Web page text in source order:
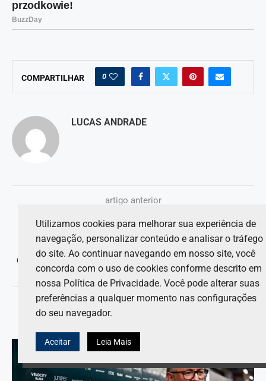
COMPARTILHAR 0
LUCAS ANDRADE
artigo anterior
“Claramente nosso erro”
GP de Mônaco registra 11 penalidades; Russell, Gasly e Pérez
são os principais afetados.
VOCÊ TAMBÉM PODE GOSTAR DE
Utilizamos cookies para melhorar sua experiência de
navegação, personalizar conteúdo e analisar o tráfego
do site. Ao continuar navegando em nosso site, você
concorda com o uso de cookies conforme descrito em
nossa Política de Privacidade. Você pode alterar suas
preferências a qualquer momento nas configurações
do seu navegador.
Aceitar Leia Mais